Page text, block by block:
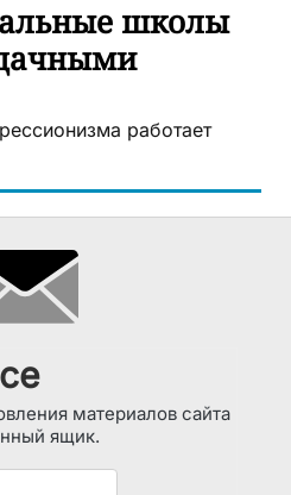
школы
работает
материалов сайта
ящик.